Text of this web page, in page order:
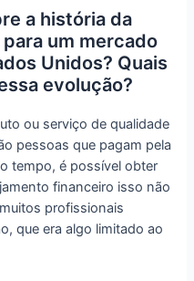
a história da
um mercado
Unidos? Quais
evolução?
ou serviço de qualidade
pessoas que pagam pela
tempo, é possível obter
financeiro isso não
profissionais
que era algo limitado ao